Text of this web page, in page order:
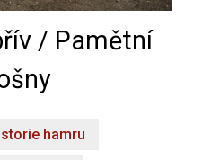
/ Pamětní
hamru